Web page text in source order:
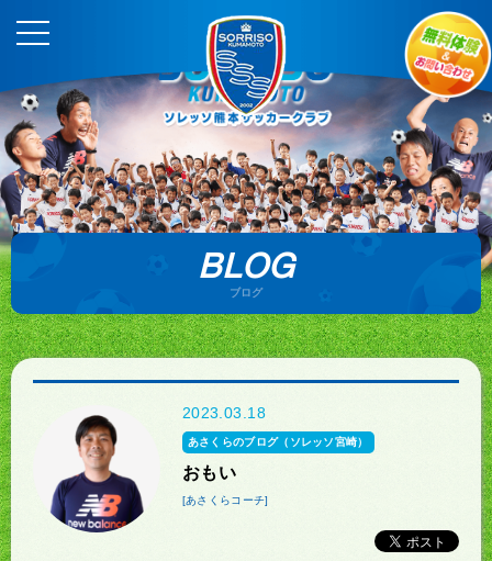
BLOG
ブログ
2023.03.18
あさくらのブログ（ソレッソ宮崎）
おもい
[あさくらコーチ]